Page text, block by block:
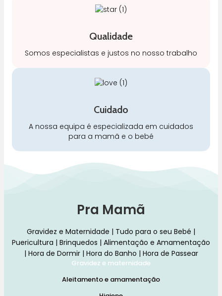
Qualidade
Somos especialistas e justos no nosso trabalho
Cuidado
A nossa equipa é especializada em cuidados
para a mamã e o bebé
Pra Mamã
Gravidez e Maternidade | Tudo para o seu Bebé |
Puericultura | Brinquedos | Alimentação e Amamentação
| Hora de Dormir | Hora do Banho | Hora de Passear
Gravidez e maternidade
Aleitamento e amamentação